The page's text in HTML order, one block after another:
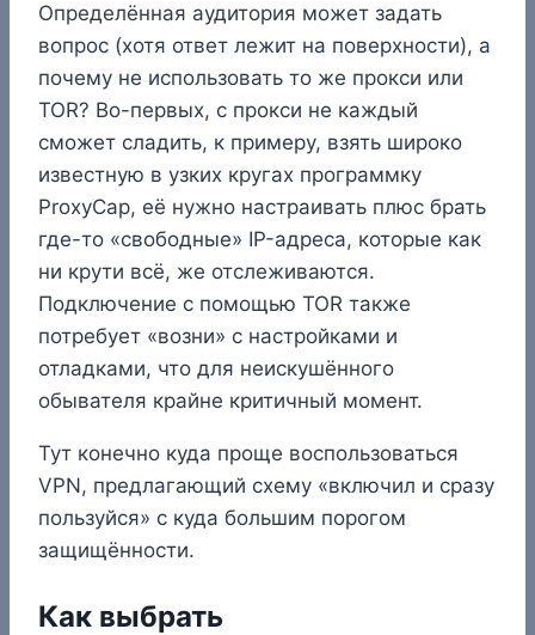
Определённая аудитория может задать
вопрос (хотя ответ лежит на поверхности), а
почему не использовать то же прокси или
TOR? Во-первых, с прокси не каждый
сможет сладить, к примеру, взять широко
известную в узких кругах программку
ProxyCap, её нужно настраивать плюс брать
где-то «свободные» IP-адреса, которые как
ни крути всё, же отслеживаются.
Подключение с помощью TOR также
потребует «возни» с настройками и
отладками, что для неискушённого
обывателя крайне критичный момент.
Тут конечно куда проще воспользоваться
VPN, предлагающий схему «включил и сразу
пользуйся» с куда большим порогом
защищённости.
Как выбрать